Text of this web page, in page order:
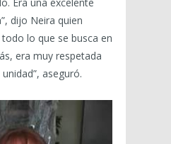
Era una excelente
dijo Neira quien
lo que se busca en
era muy respetada
aseguró.